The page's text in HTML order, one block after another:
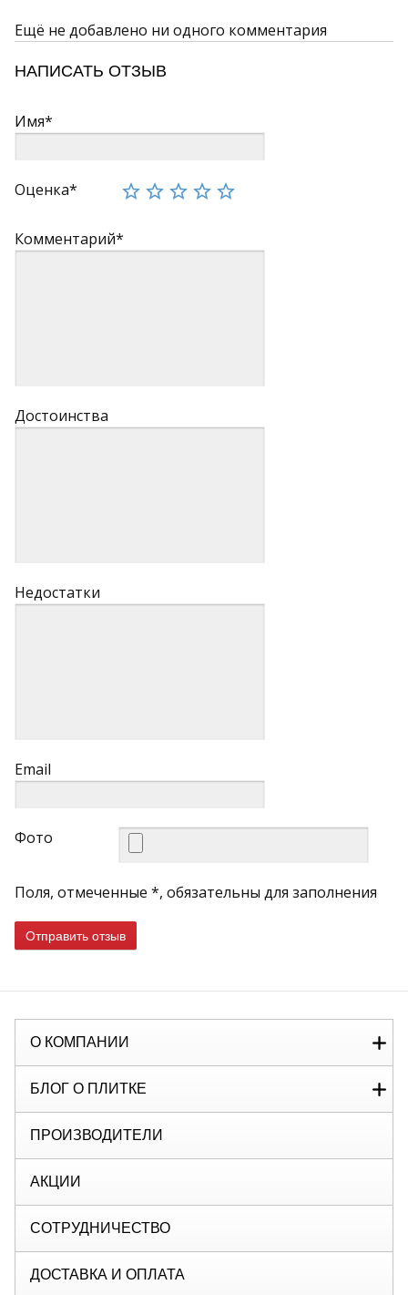
Ещё не добавлено ни одного комментария
НАПИСАТЬ ОТЗЫВ
Имя*
Оценка*
Комментарий*
Достоинства
Недостатки
Email
Фото
Поля, отмеченные *, обязательны для заполнения
Отправить отзыв
О КОМПАНИИ
БЛОГ О ПЛИТКЕ
ПРОИЗВОДИТЕЛИ
АКЦИИ
СОТРУДНИЧЕСТВО
ДОСТАВКА И ОПЛАТА